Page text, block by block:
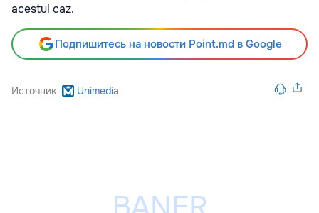
acestui caz.
Подпишитесь на новости Point.md в Google
Источник Unimedia